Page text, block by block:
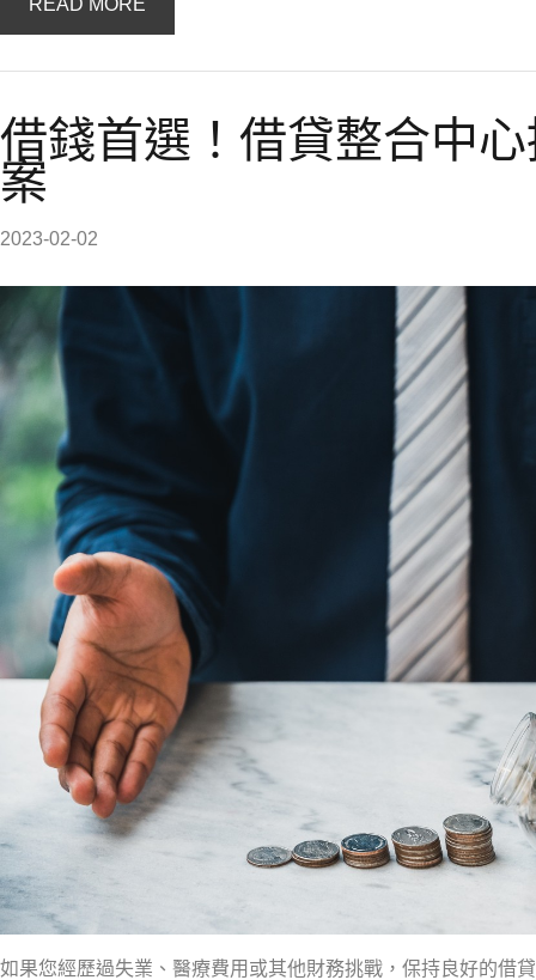
借錢首選！借貸整合中
案
2023-02-02
如果您經歷過失業、醫療費用或其他財務挑戰，保持良好的借